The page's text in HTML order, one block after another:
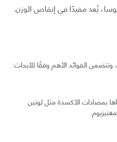
يُعد مفيدًا في إنقاص الوزن.
الفوائد الأهم وفقًا للأبحاث:
بمضادات الأكسدة مثل لوتين